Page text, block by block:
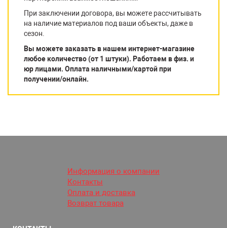
При заключении договора, вы можете рассчитывать
на наличие материалов под ваши объекты, даже в
сезон.
Вы можете заказать в нашем интернет-магазине
любое количество (от 1 штуки). Работаем в физ. и
юр лицами. Оплата наличными/картой при
получении/онлайн.
Информация о компании
Контакты
Оплата и доставка
Возврат товара